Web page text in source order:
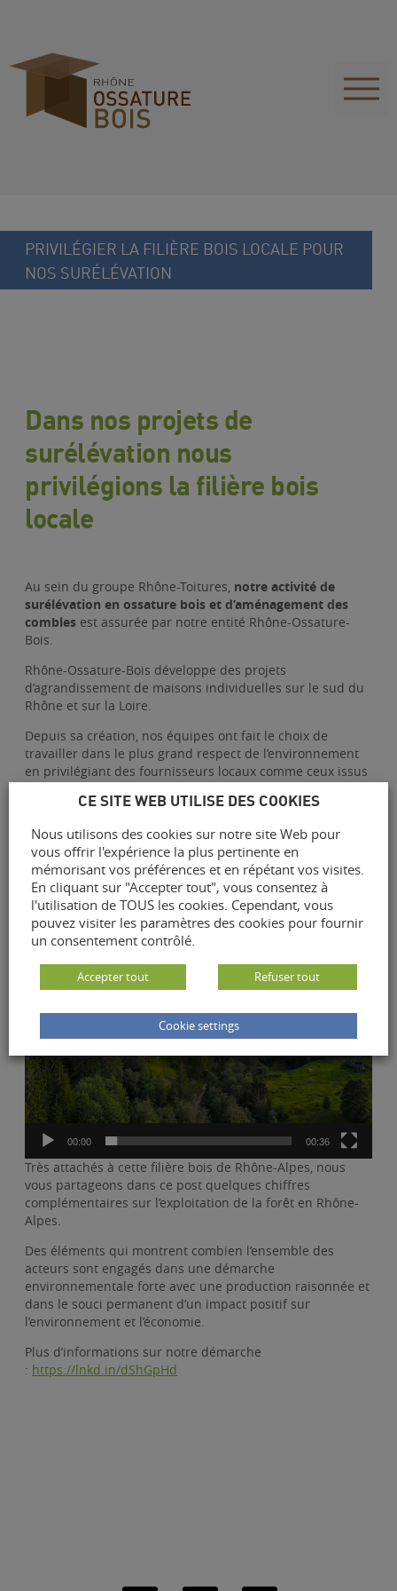
PRIVILÉGIER LA FILIÈRE BOIS LOCALE POUR
NOS SURÉLÉVATION
Dans nos projets de
surélévation nous
privilégions la filière bois
locale
Au sein du groupe Rhône-Toitures, notre activité de
surélévation en ossature bois et d’aménagement des
combles est assurée par notre entité Rhône-Ossature-
Bois.
Rhône-Ossature-Bois développe des projets
d’agrandissement de maisons individuelles sur le sud du
Rhône et sur la Loire.
Depuis sa création, nos équipes ont fait le choix de
travailler dans le plus grand respect de l’environnement
en privilégiant des fournisseurs locaux comme ceux issus
vidéo
00:00 00:36
Très attachés à cette filière bois de Rhône-Alpes, nous
vous partageons dans ce post quelques chiffres
complémentaires sur l’exploitation de la forêt en Rhône-
Alpes.
Des éléments qui montrent combien l’ensemble des
acteurs sont engagés dans une démarche
environnementale forte avec une production raisonnée et
dans le souci permanent d’un impact positif sur
l’environnement et l’économie.
Plus d’informations sur notre démarche
: https://lnkd.in/dShGpHd
CE SITE WEB UTILISE DES COOKIES
Nous utilisons des cookies sur notre site Web pour
vous offrir l'expérience la plus pertinente en
mémorisant vos préférences et en répétant vos visites.
En cliquant sur "Accepter tout", vous consentez à
l'utilisation de TOUS les cookies. Cependant, vous
pouvez visiter les paramètres des cookies pour fournir
un consentement contrôlé.
Accepter tout Refuser tout
Cookie settings